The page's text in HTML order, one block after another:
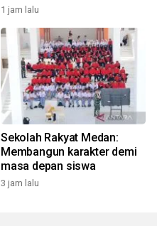
1 jam lalu
Sekolah Rakyat Medan:
Membangun karakter demi
masa depan siswa
3 jam lalu